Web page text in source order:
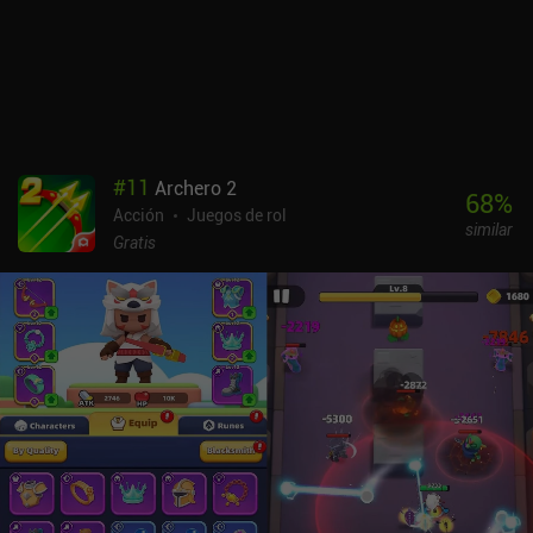
monetiza a través de unos pocos anuncios incentivados, por lo que
es una recomendación fácil para los fans de los shooters de dos
palancas y los juegos de bullet-hell a la inversa, o para cualquiera
de los 16 mejores juegos de bullet hell para móvil que hemos
analizado a lo largo de los años.
#11 Archero 2
Acción
Juegos de rol
Gratis
68%
similar